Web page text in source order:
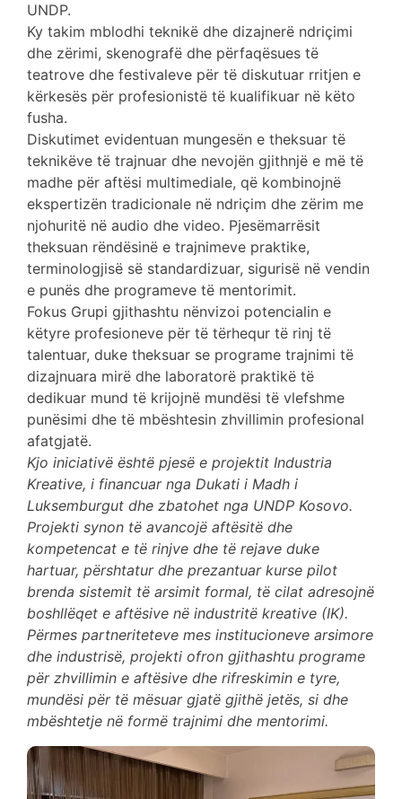
UNDP.
Ky takim mblodhi teknikë dhe dizajnerë ndriçimi
dhe zërimi, skenografë dhe përfaqësues të
teatrove dhe festivaleve për të diskutuar rritjen e
kërkesës për profesionistë të kualifikuar në këto
fusha.
Diskutimet evidentuan mungesën e theksuar të
teknikëve të trajnuar dhe nevojën gjithnjë e më të
madhe për aftësi multimediale, që kombinojnë
ekspertizën tradicionale në ndriçim dhe zërim me
njohuritë në audio dhe video. Pjesëmarrësit
theksuan rëndësinë e trajnimeve praktike,
terminologjisë së standardizuar, sigurisë në vendin
e punës dhe programeve të mentorimit.
Fokus Grupi gjithashtu nënvizoi potencialin e
këtyre profesioneve për të tërhequr të rinj të
talentuar, duke theksuar se programe trajnimi të
dizajnuara mirë dhe laboratorë praktikë të
dedikuar mund të krijojnë mundësi të vlefshme
punësimi dhe të mbështesin zhvillimin profesional
afatgjatë.
Kjo iniciativë është pjesë e projektit Industria
Kreative, i financuar nga Dukati i Madh i
Luksemburgut dhe zbatohet nga UNDP Kosovo.
Projekti synon të avancojë aftësitë dhe
kompetencat e të rinjve dhe të rejave duke
hartuar, përshtatur dhe prezantuar kurse pilot
brenda sistemit të arsimit formal, të cilat adresojnë
boshllëqet e aftësive në industritë kreative (IK).
Përmes partneriteteve mes institucioneve arsimore
dhe industrisë, projekti ofron gjithashtu programe
për zhvillimin e aftësive dhe rifreskimin e tyre,
mundësi për të mësuar gjatë gjithë jetës, si dhe
mbështetje në formë trajnimi dhe mentorimi.